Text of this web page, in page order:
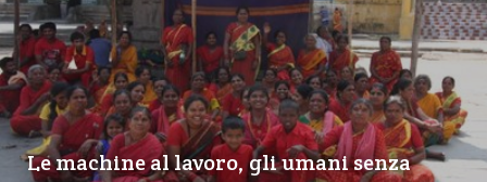
Le machine al lavoro, gli umani senza